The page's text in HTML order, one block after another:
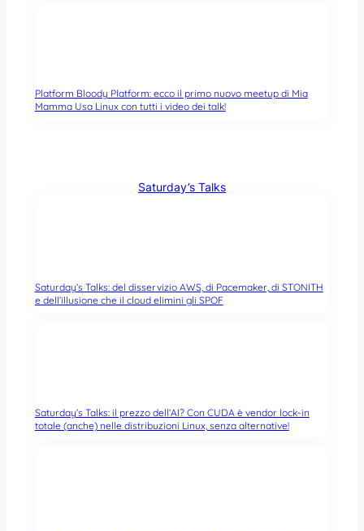
Platform Bloody Platform: ecco il primo nuovo meetup di Mia
Mamma Usa Linux con tutti i video dei talk!
Saturday’s Talks
Saturday’s Talks: del disservizio AWS, di Pacemaker, di STONITH
e dell’illusione che il cloud elimini gli SPOF
Saturday’s Talks: il prezzo dell’AI? Con CUDA è vendor lock-in
totale (anche) nelle distribuzioni Linux, senza alternative!